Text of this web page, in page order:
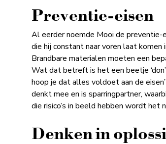
Preventie-eisen
Al eerder noemde Mooi de preventie-
die hij constant naar voren laat
Brandbare materialen moeten een
Wat dat betreft is het een beetje
hoop je dat alles voldoet aan de
denkt mee en is sparringpartner,
die risico’s in beeld hebben wordt
Denken in